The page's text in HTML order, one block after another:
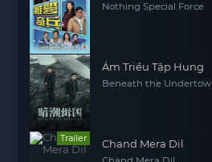
Nothing Special Force
Ám Triều Tập Hung
Beneath the Undertow
Trailer Chand Mera Dil